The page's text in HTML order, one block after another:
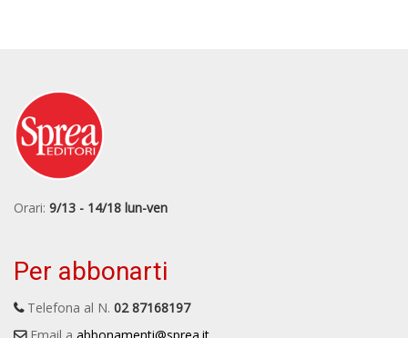
Orari: 9/13 - 14/18 lun-ven
Per abbonarti
Telefona al N. 02 87168197